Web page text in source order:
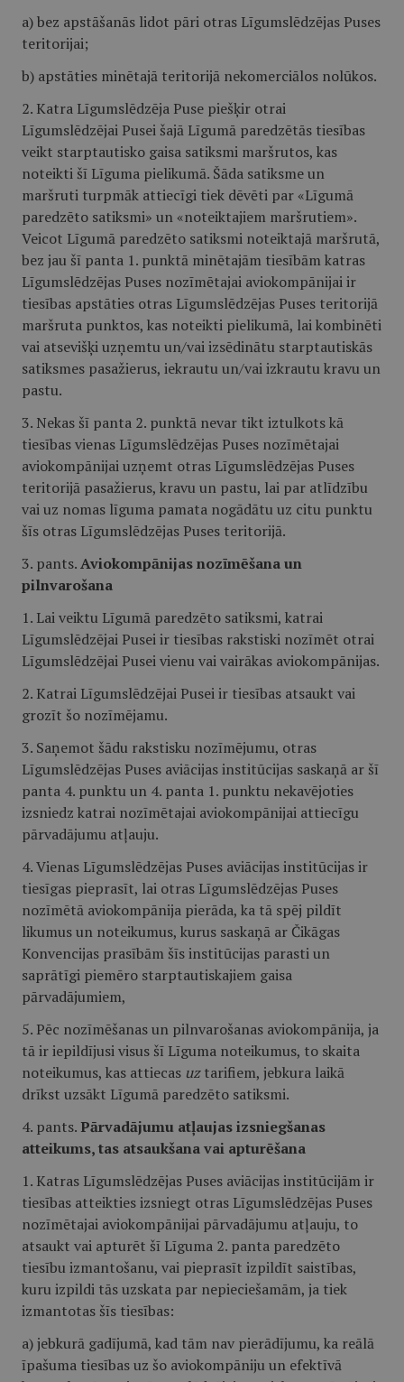
a) bez apstāšanās lidot pāri otras Līgumslēdzējas Puses
teritorijai;
b) apstāties minētajā teritorijā nekomerciālos nolūkos.
2. Katra Līgumslēdzēja Puse piešķir otrai
Līgumslēdzējai Pusei šajā Līgumā paredzētās tiesības
veikt starptautisko gaisa satiksmi maršrutos, kas
noteikti šī Līguma pielikumā. Šāda satiksme un
maršruti turpmāk attiecīgi tiek dēvēti par «Līgumā
paredzēto satiksmi» un «noteiktajiem maršrutiem».
Veicot Līgumā paredzēto satiksmi noteiktajā maršrutā,
bez jau šī panta 1. punktā minētajām tiesībām katras
Līgumslēdzējas Puses nozīmētajai aviokompānijai ir
tiesības apstāties otras Līgumslēdzējas Puses teritorijā
maršruta punktos, kas noteikti pielikumā, lai kombinēti
vai atsevišķi uzņemtu un/vai izsēdinātu starptautiskās
satiksmes pasažierus, iekrautu un/vai izkrautu kravu un
pastu.
3. Nekas šī panta 2. punktā nevar tikt iztulkots kā
tiesības vienas Līgumslēdzējas Puses nozīmētajai
aviokompānijai uzņemt otras Līgumslēdzējas Puses
teritorijā pasažierus, kravu un pastu, lai par atlīdzību
vai uz nomas līguma pamata nogādātu uz citu punktu
šīs otras Līgumslēdzējas Puses teritorijā.
3. pants.Aviokompānijas nozīmēšana un
pilnvarošana
1. Lai veiktu Līgumā paredzēto satiksmi, katrai
Līgumslēdzējai Pusei ir tiesības rakstiski nozīmēt otrai
Līgumslēdzējai Pusei vienu vai vairākas aviokompānijas.
2. Katrai Līgumslēdzējai Pusei ir tiesības atsaukt vai
grozīt šo nozīmējamu.
3. Saņemot šādu rakstisku nozīmējumu, otras
Līgumslēdzējas Puses aviācijas institūcijas saskaņā ar šī
panta 4. punktu un 4. panta 1. punktu nekavējoties
izsniedz katrai nozīmētajai aviokompānijai attiecīgu
pārvadājumu atļauju.
4. Vienas Līgumslēdzējas Puses aviācijas institūcijas ir
tiesīgas pieprasīt, lai otras Līgumslēdzējas Puses
nozīmētā aviokompānija pierāda, ka tā spēj pildīt
likumus un noteikumus, kurus saskaņā ar Čikāgas
Konvencijas prasībām šīs institūcijas parasti un
saprātīgi piemēro starptautiskajiem gaisa
pārvadājumiem,
5. Pēc nozīmēšanas un pilnvarošanas aviokompānija, ja
tā ir iepildījusi visus šī Līguma noteikumus, to skaita
noteikumus, kas attiecas uztarifiem, jebkura laikā
drīkst uzsākt Līgumā paredzēto satiksmi.
4. pants. Pārvadājumu atļaujas izsniegšanas
atteikums, tas atsaukšana vai apturēšana
1. Katras Līgumslēdzējas Puses aviācijas institūcijām ir
tiesības atteikties izsniegt otras Līgumslēdzējas Puses
nozīmētajai aviokompānijai pārvadājumu atļauju, to
atsaukt vai apturēt šī Līguma 2. panta paredzēto
tiesību izmantošanu, vai pieprasīt izpildīt saistības,
kuru izpildi tās uzskata par nepieciešamām, ja tiek
izmantotas šīs tiesības:
a) jebkurā gadījumā, kad tām nav pierādījumu, ka reālā
īpašuma tiesības uz šo aviokompāniju un efektīvā